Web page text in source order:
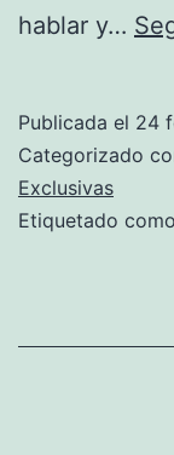
hablar y…
Publicada el 24
Categorizado
Exclusivas
Etiquetado como